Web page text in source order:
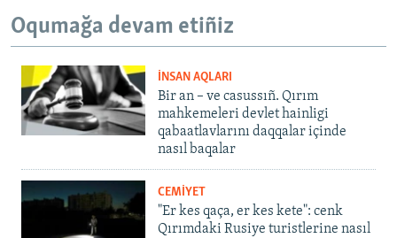
Oqumağa devam etiñiz
İNSAN AQLARI
Bir an – ve casussıñ. Qırım
mahkemeleri devlet hainligi
qabaatlavlarını daqqalar içinde
nasıl baqalar
CEMİYET
"Er kes qaça, er kes kete": cenk
Qırımdaki Rusiye turistlerine nasıl